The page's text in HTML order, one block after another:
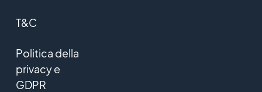
T&C
Politica della
privacy e
GDPR